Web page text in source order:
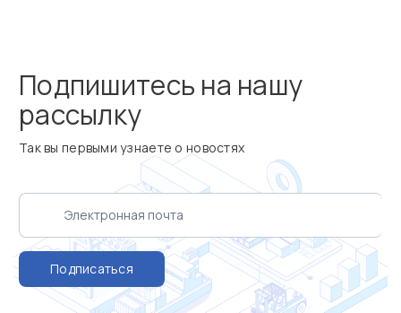
Подпишитесь на нашу
рассылку
Так вы первыми узнаете о новостях
Подписаться